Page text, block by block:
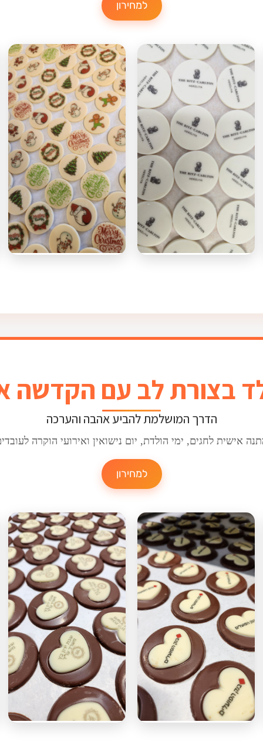
למחירון
בצורת לב עם הקדשה
הדרך המושלמת להביע אהבה והערכה
אישית לחגים, ימי הולדת, יום נישואין ואירועי הוקרה
למחירון